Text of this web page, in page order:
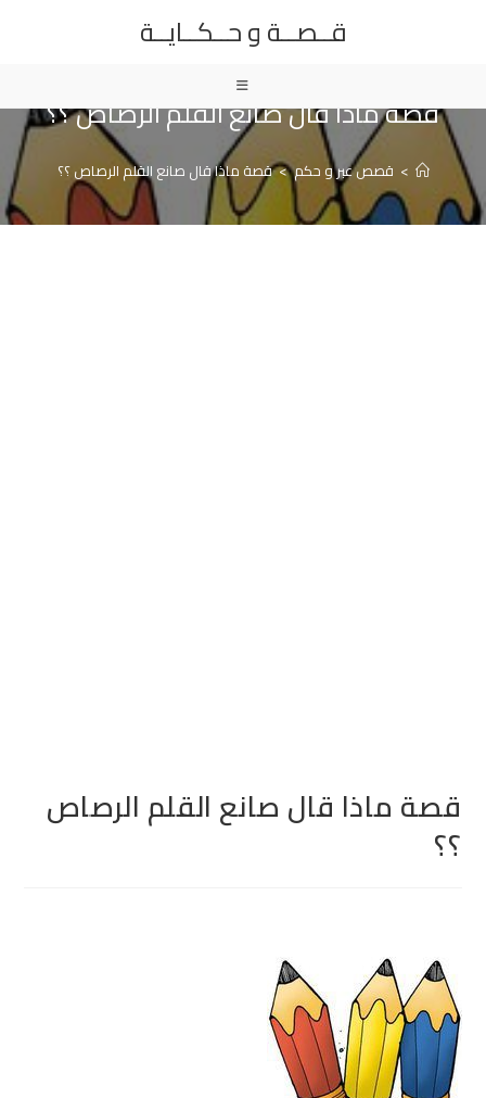
قــصــة و حــكــايــة
قصة ماذا قال صانع القلم الرصاص ؟؟
> قصص عبر و حكم > قصة ماذا قال صانع القلم الرصاص ؟؟
قصة ماذا قال صانع القلم الرصاص
؟؟